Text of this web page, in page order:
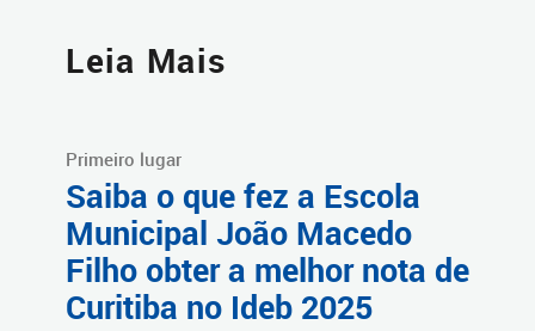
Leia Mais
Primeiro lugar
Saiba o que fez a Escola
Municipal João Macedo
Filho obter a melhor nota de
Curitiba no Ideb 2025